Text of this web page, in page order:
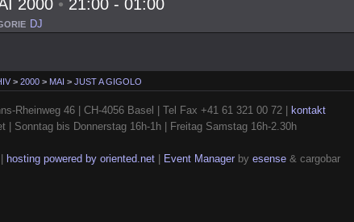
2000 • 21:00 - 01:00
DJ
>2000 > MAI >JUST A GIGOLO
Rheinweg 46 | CH-4056 Basel | Tel Fax +41 61 321 00 72 |
kontakt
| Sonntag bis Donnerstag 16h-1h | Freitag Samstag 16h-2.30h
hosting powered by oriented.net| Event Managerby esense& cargobar